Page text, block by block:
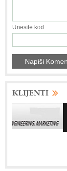
Unesite kod
KLIJENTI